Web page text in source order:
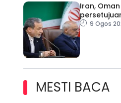
Iran,
9 Ogos
MESTI BACA